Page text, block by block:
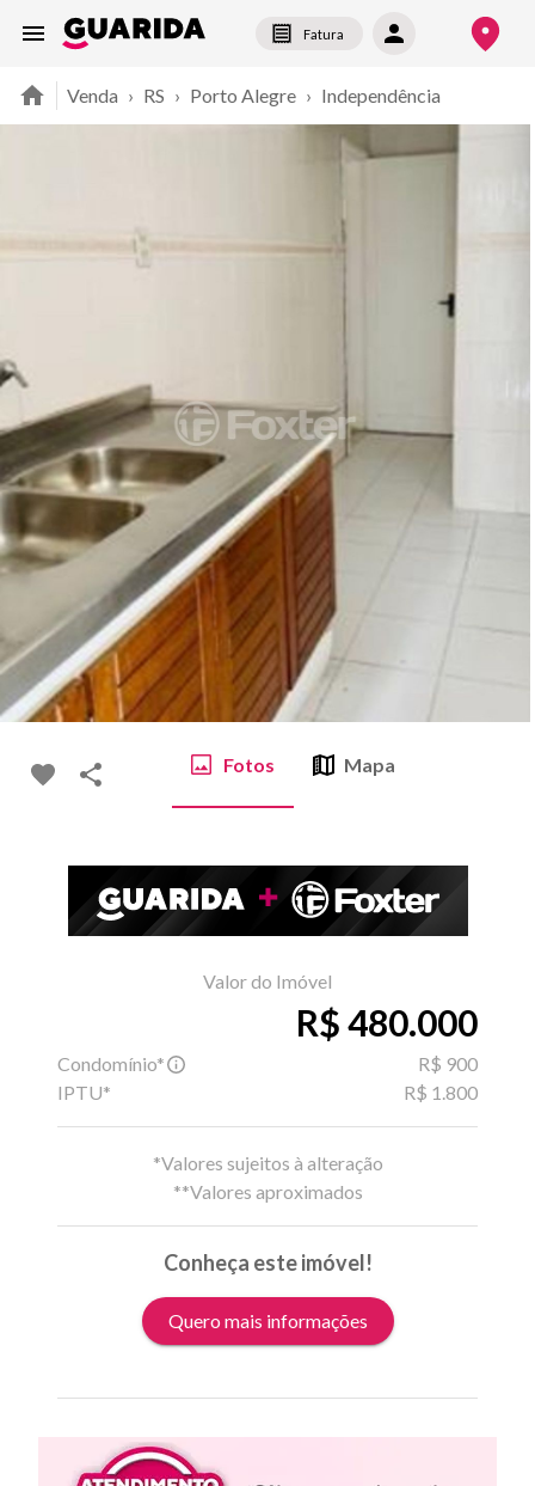
Fatura
Venda › RS › Porto Alegre › Independência
Fotos Mapa
Valor do Imóvel
R$ 480.000
Condomínio*
R$ 900
IPTU*
R$ 1.800
*Valores sujeitos à alteração
**Valores aproximados
Conheça este imóvel!
Quero mais informações